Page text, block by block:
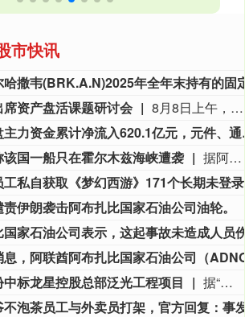
市快讯
资产盘活课题研讨会
8月8日上午，全球财富管理论坛在京召开“地方国有存量资产盘活进展、难点与策略”课题研讨会，楼继伟出席会议并做总结发言。楼继伟在发言中表示，盘活国有资产既是近期的当务之急，也是一项长期性的战略任务。当前我国GDP平减指数阶段性承压走低，财政维持紧平衡格局的压力持续攀升；我国税收结构以间接税为主体，税收收入增速显著弱于名义GDP增速，财政内生增收动能受限。叠加土地财政收入大幅收缩，地方隐性债务化解、长期限国债常态化发行带来的利息支出刚性上涨，收支两端压力持续凸显。综合多重现实约束来看，国有存量资产盘活并非短期应急手段，而是一项需要常态化、长效化推进的重点工作。（全球财富管理论坛）
本周大盘主力
该国一船只在霍尔木兹海峡遭袭
据阿联酋通讯社8月8日报道，阿布扎比国家石油公司证实，该公司一艘船只当天凌晨在通过霍尔木兹海峡时遭导弹袭击。阿布扎比国家石油公司说，袭击未造成人员受伤，目前局面可控。该公司并未提供遭袭船只具体类型、导弹来源以及船只受损情况等更多细节。（新华社）
伊朗袭击阿布扎比国家石油公司油轮。
标龙星控股总部泛光工程项目
据“星光股份”公众号消息，近日，星光股份成功中标龙星控股总部泛光工程项目。